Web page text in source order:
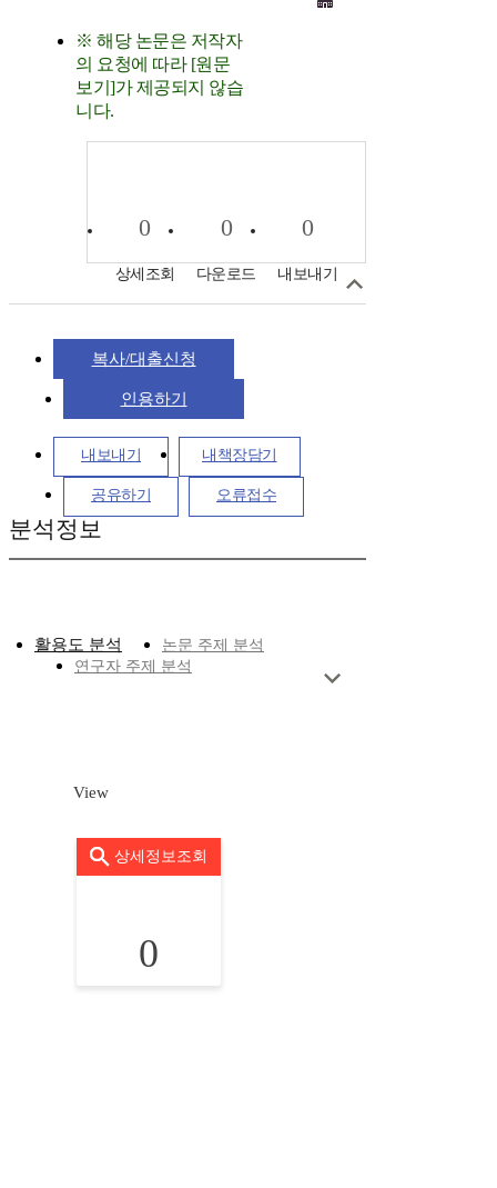
※ 해당 논문은 저작자
의 요청에 따라 [원문
보기]가 제공되지 않습
니다.
0
상세조회
0
다운로드
0
내보내기
복사/대출신청
인용하기
내보내기 내책장담기
공유하기 오류접수
분석정보
활용도 분석
논문 주제 분석
연구자 주제 분석
View
상세정보조회
0